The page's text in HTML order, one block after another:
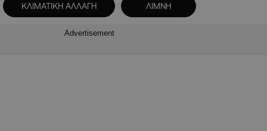
ΚΛΙΜΑΤΙΚΗ ΑΛΛΑΓΗ ΛΙΜΝΗ
Advertisement